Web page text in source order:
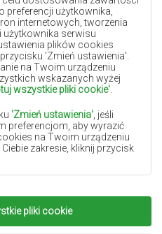
preferencji użytkownika,
internetowych, tworzenia
użytkownika serwisu
plików cookies
'Zmień ustawienia'.
na Twoim urządzeniu
wskazanych wyżej
wszystkie pliki cookie'
'Zmień ustawienia' , jeśli
preferencjom, aby wyrazić
na Twoim urządzeniu
zakresie, kliknij przycisk
jest uzasadniony interes
(DYWANYCHEMEX) lub
wysokiej jakości
naszej strony internetowej oraz
pliki cookie
miętowe
różowe
szare
terakota
zielone
Chemex.Wszelkie prawa